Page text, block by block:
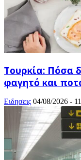
Τουρκία: Πόσα
φαγητό και
Ειδησεις 04/08/2026 -